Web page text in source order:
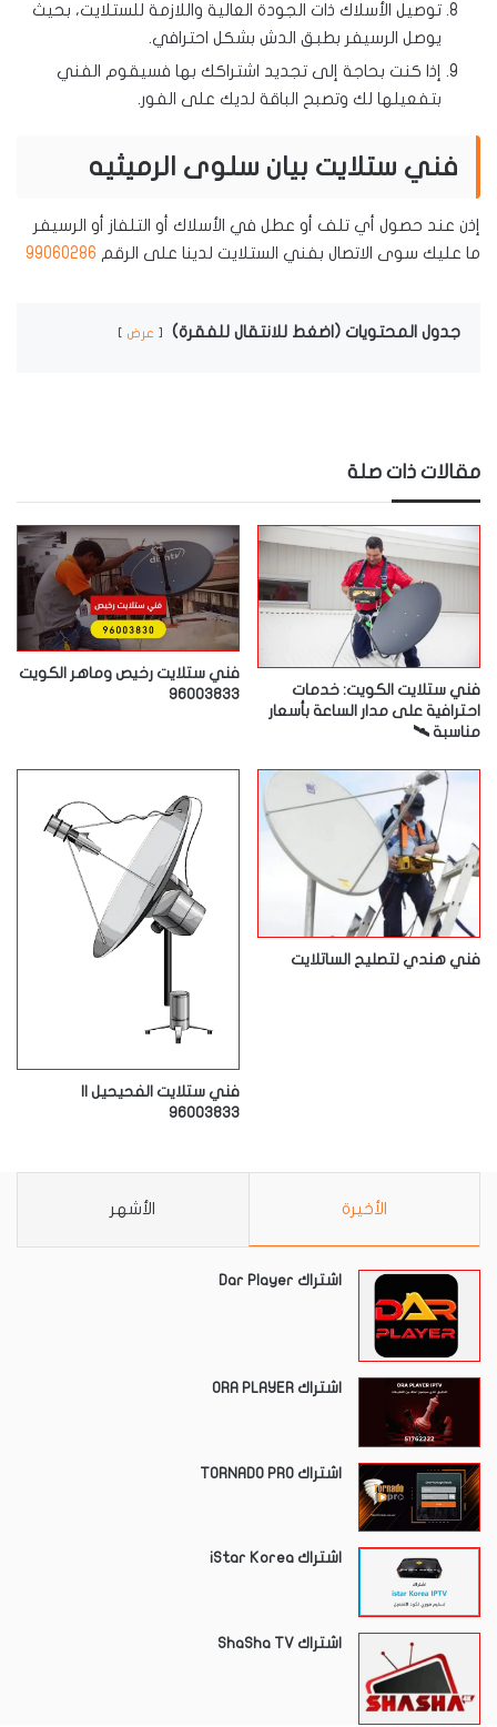
توصيل الأسلاك ذات الجودة العالية واللازمة للستلايت، بحيث
يوصل الرسيفر بطبق الدش بشكل احترافي.
إذا كنت بحاجة إلى تجديد اشتراكك بها فسيقوم الفني
بتفعيلها لك وتصبح الباقة لديك على الفور.
فني ستلايت بيان سلوى الرميثيه
إذن عند حصول أي تلف أو عطل في الأسلاك أو التلفاز أو الرسيفر
ما عليك سوى الاتصال بفني الستلايت لدينا على الرقم 99060286
جدول المحتويات (اضغط للانتقال للفقرة) عرض
مقالات ذات صلة
فني ستلايت الكويت: خدمات
احترافية على مدار الساعة بأسعار
مناسبة 🛰️
فني ستلايت رخيص وماهر الكويت
96003833
فني هندي لتصليح الساتلايت
فني ستلايت الفحيحيل ||
96003833
الأخيرة الأشهر
اشتراك Dar Player
اشتراك ORA PLAYER
اشتراك TORNADO PRO
اشتراك iStar Korea
اشتراك ShaSha TV